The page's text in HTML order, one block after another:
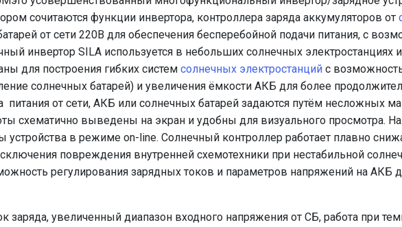
сочитаются функции инвертора, контроллера заряда аккумуляторов от
от сети 220В для обеспечения бесперебойной подачи питания, с
инвертор SILA используется в небольших солнечных электростанциях
для построения гибких систем солнечных электростанций с
солнечных батарей) и увеличения ёмкости АКБ для более
от сети, АКБ или солнечных батарей задаются путём несложных
схематично выведены на экран и удобны для визуального просмотра.
устройства в режиме on-line. Солнечный контроллер работает плавно
повреждения внутренней схемотехники при нестабильной
регулирования зарядных токов и параметров напряжений на
заряда, увеличенный диапазон входного напряжения от СБ, работа при